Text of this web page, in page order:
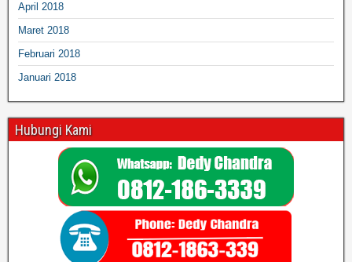
April 2018
Maret 2018
Februari 2018
Januari 2018
Hubungi Kami